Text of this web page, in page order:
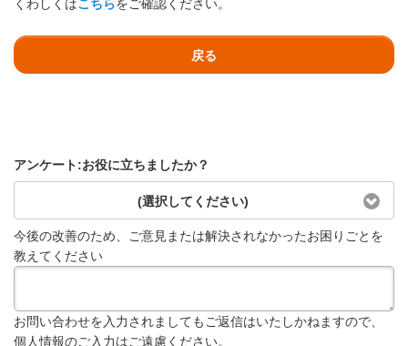
くわしくはこちらをご確認ください。
戻る
アンケート:お役に立ちましたか？
(選択してください)
今後の改善のため、ご意見または解決されなかったお困りごとを
教えてください
お問い合わせを入力されましてもご返信はいたしかねますので、
個人情報のご入力はご遠慮ください。